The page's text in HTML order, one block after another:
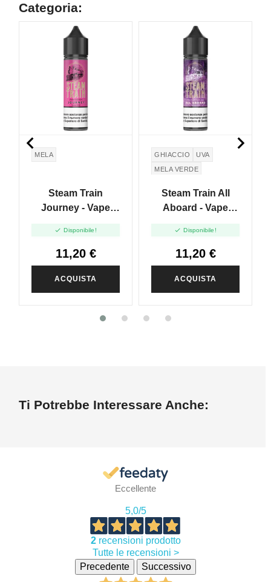
Categoria:
MELA
Steam Train
Journey - Vape
 Disponibile!
11,20 €
ACQUISTA
GHIACCIO
UVA
MELA VERDE
Steam Train All
Aboard - Vape
 Disponibile!
11,20 €
ACQUISTA
 
Ti Potrebbe Interessare Anche:
Eccellente
5,0/5
2recensioni prodotto
Tutte le recensioni >
Precedente
Successivo